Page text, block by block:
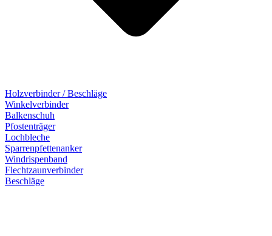
Holzverbinder / Beschläge
Winkelverbinder
Balkenschuh
Pfostenträger
Lochbleche
Sparrenpfettenanker
Windrispenband
Flechtzaunverbinder
Beschläge